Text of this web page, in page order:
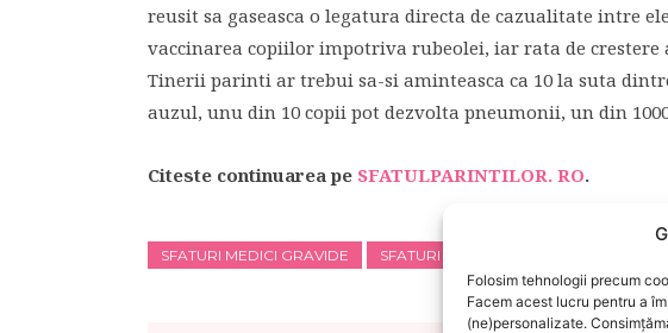
Folosim tehnologii precum
Facem acest lucru pentru a
(ne)personalizate.
reusit sa gaseasca o legatura directa de cazualitate intre
vaccinarea copiilor impotriva rubeolei, iar rata de crestere
Tinerii parinti ar trebui sa-si aminteasca ca 10 la suta
auzul, unu din 10 copii pot dezvolta pneumonii, un din
Citeste continuarea pe SFATULPARINTILOR. RO.
SFATURI MEDICI GRAVIDE SFATURI SANATATE GRAVIDE